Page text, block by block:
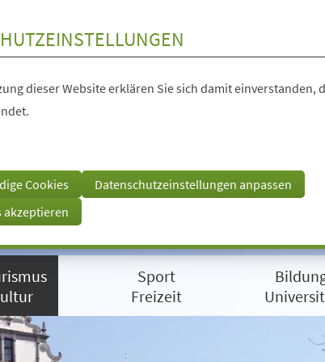
dieser Website erklären Sie sich damit einverstanden,
Cookies
Datenschutzeinstellungen anpassen
akzeptieren
Sport
Freizeit